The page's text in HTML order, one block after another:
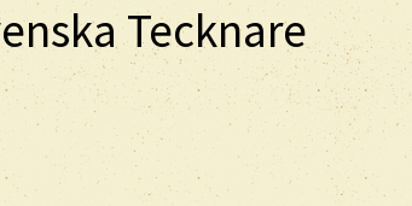
Tecknare